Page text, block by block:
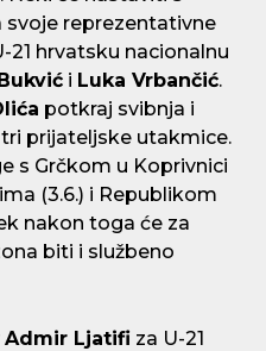
svoje reprezentativne
21 hrvatsku nacionalnu
i Luka Vrbančić.
potkraj svibnja i
prijateljske utakmice.
s Grčkom u Koprivnici
(3.6.) i Republikom
nakon toga će za
biti i službeno
Admir Ljatifi za U-21